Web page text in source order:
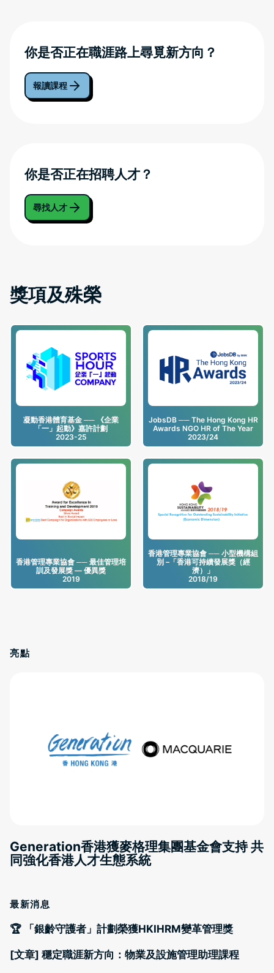
你是否正在職涯路上尋覓新方向？
報讀課程
你是否正在招聘人才？
尋找人才
獎項及殊榮
凝動香港體育基金 ── 《企業
「一」起動》嘉許計劃
2023-25
JobsDB ── The Hong Kong HR
Awards NGO HR of The Year
2023/24
香港管理專業協會 ── 最佳管理培
訓及發展獎 — 優異獎
2019
香港管理專業協會 ── 小型機構組
別 –「香港可持續發展獎（經
濟）」
2018/19
亮點
Generation香港獲麥格理集團基金會支持 共
同強化香港人才生態系統
最新消息
🏆 「銀齡守護者」計劃榮獲HKIHRM變革管理獎
[文章] 穩定職涯新方向：物業及設施管理助理課程